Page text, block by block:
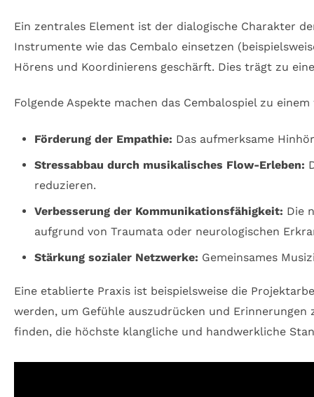
Ein zentrales Element ist der dialogische Charakter
Instrumente wie das Cembalo einsetzen
Hörens und Koordinierens geschärft. Dies trägt zu
Folgende Aspekte machen das Cembalospiel zu
Förderung der Empathie: Das aufmerksame
Stressabbau durch musikalisches Flow-Erleben:
reduzieren.
Verbesserung der Kommunikationsfähigkeit: Die
aufgrund von Traumata oder neurologischen
Stärkung sozialer Netzwerke: Gemeinsames
Eine etablierte Praxis ist beispielsweise die
werden, um Gefühle auszudrücken und
finden, die höchste klangliche und handwerkliche